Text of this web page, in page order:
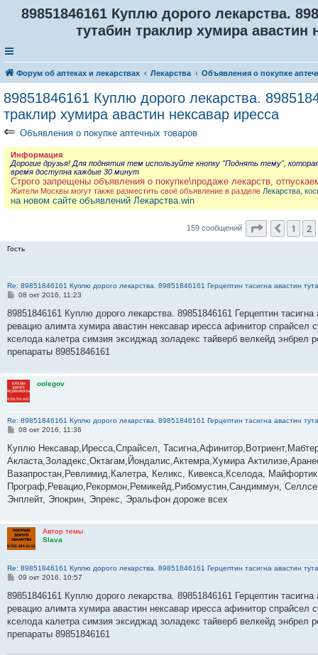
89851846161 Куплю дорого лекарства.
тутабин траклир хумира авастин
Форум об аптеках и лекарствах Лекарства Объявления о покупке
89851846161 Куплю дорого лекарства.
траклир хумира авастин нексавар иресса
⇐ Объявления о покупке аптечных товаров
Информация
Дорогие друзья! Для поднятия тем используйте кнопку "Поднять тему",
время доступна каждые 30 минут
Строго запрещены объявления о покупке\продаже лекарств,
Жители Москвы могут также разместить своё объявление в разделе Лекарства,
на новом сайте объявлений Лекарства.win
159 сообщений Страница
Пред.
1 2
Гость
Re: 89851846161 Куплю дорого лекарства. 89851846161 Герцептин тасигна авастин
С
о
щ
е
и
08 окт 2016, 11:23
89851846161 Куплю дорого лекарства. 89851846161 Герцептин
ревацио алимта хумира авастин нексавар иресса афинитор спрайсел
кселода калетра симзия эксиджад золадекс тайверб велкейд энбрел
препараты 89851846161
oolegov
Re: 89851846161 Куплю дорого лекарства. 89851846161 Герцептин тасигна авастин
С
о
б
щ
е
и
е
08 окт 2016, 11:36
­­­­­­­­­­­Куплю Нексавар,Иресса,Спрайсел,
Акласта,Золадекс,Октагам,Йондалис,Актемра,Хумира
Вазапростан,Ревлимид,Калетра, Келикс, Кивекса,Кселода,
Програф,Ревацио,Рекормон,Ремикейд,Рибомустин,Сандиммун,
Энплейт, Эпокрин, Эпрекс, Эральфон дороже всех
Автор темы
Slava
Re: 89851846161 Куплю дорого лекарства. 89851846161 Герцептин тасигна авастин
С
о
щ
е
и
09 окт 2016, 10:57
89851846161 Куплю дорого лекарства. 89851846161 Герцептин
ревацио алимта хумира авастин нексавар иресса афинитор спрайсел
кселода калетра симзия эксиджад золадекс тайверб велкейд энбрел
препараты 89851846161